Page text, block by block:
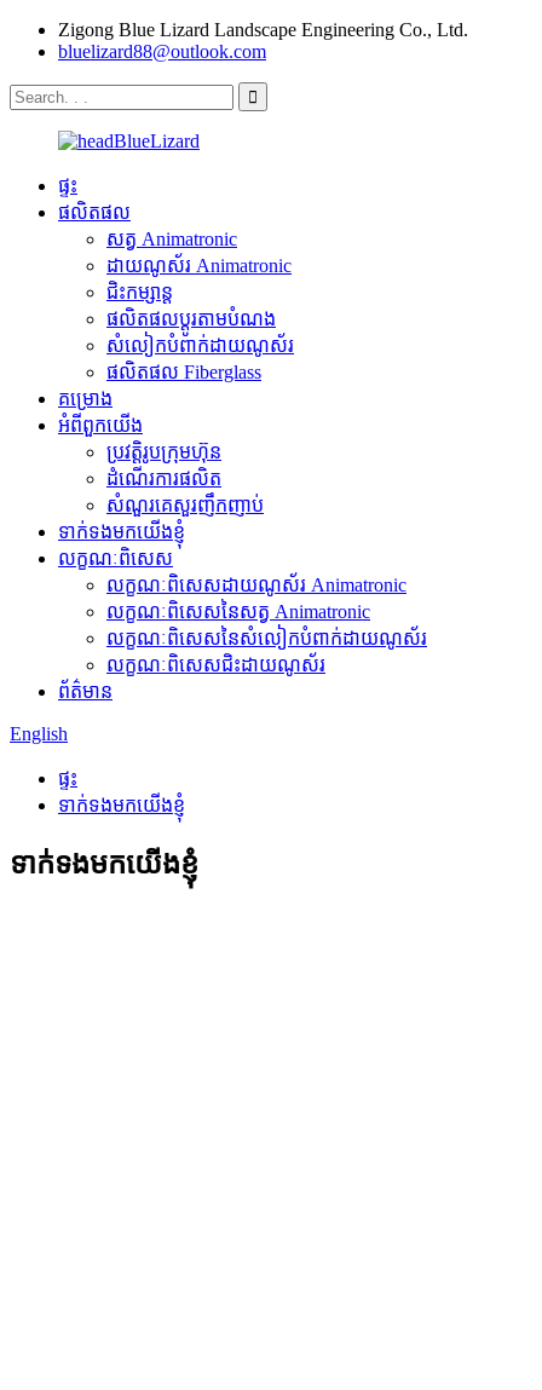
Zigong Blue Lizard Landscape Engineering Co., Ltd.
bluelizard88@outlook.com
ផ្ទះ
ផលិតផល
សត្វ Animatronic
ដាយណូស័រ Animatronic
ជិះកម្សាន្ត
ផលិតផលប្ដូរតាមបំណង
សំលៀកបំពាក់ដាយណូស័រ
ផលិតផល Fiberglass
គម្រោង
អំពីពួកយើង
ប្រវត្តិរូបក្រុមហ៊ុន
ដំណើរការផលិត
សំណួរគេសួរញឹកញាប់
ទាក់ទងមកយើងខ្ញុំ
លក្ខណៈពិសេស
លក្ខណៈពិសេសដាយណូស័រ Animatronic
លក្ខណៈពិសេសនៃសត្វ Animatronic
លក្ខណៈពិសេសនៃសំលៀកបំពាក់ដាយណូស័រ
លក្ខណៈពិសេសជិះដាយណូស័រ
ព័ត៌មាន
English
ផ្ទះ
ទាក់ទងមកយើងខ្ញុំ
ទាក់ទងមកយើងខ្ញុំ